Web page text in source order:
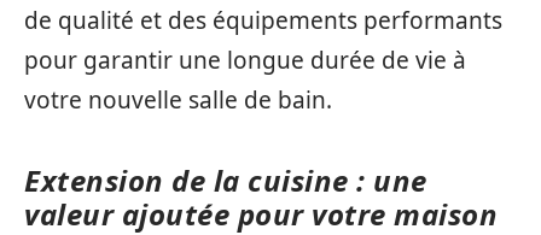
de qualité et des équipements performants
pour garantir une longue durée de vie à
votre nouvelle salle de bain.
Extension de la cuisine : une
valeur ajoutée pour votre maison